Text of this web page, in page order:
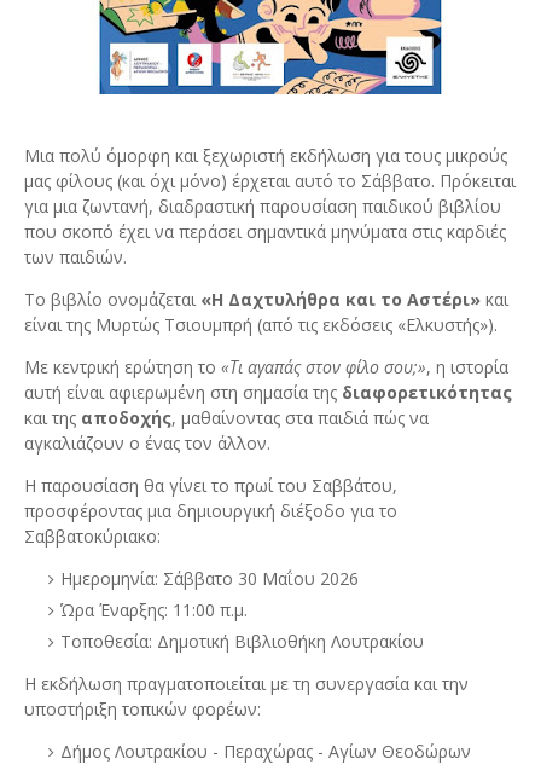
Μια πολύ όμορφη και ξεχωριστή εκδήλωση για τους μικρούς
μας φίλους (και όχι μόνο) έρχεται αυτό το Σάββατο. Πρόκειται
για μια ζωντανή, διαδραστική παρουσίαση παιδικού βιβλίου
που σκοπό έχει να περάσει σημαντικά μηνύματα στις καρδιές
των παιδιών.
Το βιβλίο ονομάζεται «Η Δαχτυλήθρα και το Αστέρι» και
είναι της Μυρτώς Τσιουμπρή (από τις εκδόσεις «Ελκυστής»).
Με κεντρική ερώτηση το «Τι αγαπάς στον φίλο σου;», η ιστορία
αυτή είναι αφιερωμένη στη σημασία της διαφορετικότητας
και της αποδοχής, μαθαίνοντας στα παιδιά πώς να
αγκαλιάζουν ο ένας τον άλλον.
Η παρουσίαση θα γίνει το πρωί του Σαββάτου,
προσφέροντας μια δημιουργική διέξοδο για το
Σαββατοκύριακο:
Ημερομηνία: Σάββατο 30 Μαΐου 2026
Ώρα Έναρξης: 11:00 π.μ.
Τοποθεσία: Δημοτική Βιβλιοθήκη Λουτρακίου
Η εκδήλωση πραγματοποιείται με τη συνεργασία και την
υποστήριξη τοπικών φορέων:
Δήμος Λουτρακίου - Περαχώρας - Αγίων Θεοδώρων